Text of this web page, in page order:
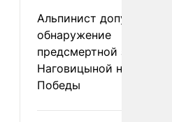
Альпинист допустил
обнаружение
предсмертной записки
Наговицыной на пике
Победы